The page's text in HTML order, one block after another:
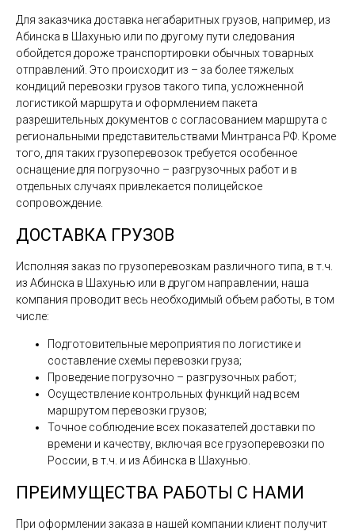
Для заказчика доставка негабаритных грузов, например, из
Абинска в Шахунью или по другому пути следования
обойдется дороже транспортировки обычных товарных
отправлений. Это происходит из – за более тяжелых
кондиций перевозки грузов такого типа, усложненной
логистикой маршрута и оформлением пакета
разрешительных документов с согласованием маршрута с
региональными представительствами Минтранса РФ. Кроме
того, для таких грузоперевозок требуется особенное
оснащение для погрузочно – разгрузочных работ и в
отдельных случаях привлекается полицейское
сопровождение.
ДОСТАВКА ГРУЗОВ
Исполняя заказ по грузоперевозкам различного типа, в т.ч.
из Абинска в Шахунью или в другом направлении, наша
компания проводит весь необходимый объем работы, в том
числе:
Подготовительные мероприятия по логистике и
составление схемы перевозки груза;
Проведение погрузочно – разгрузочных работ;
Осуществление контрольных функций над всем
маршрутом перевозки грузов;
Точное соблюдение всех показателей доставки по
времени и качеству, включая все грузоперевозки по
России, в т.ч. и из Абинска в Шахунью.
ПРЕИМУЩЕСТВА РАБОТЫ С НАМИ
При оформлении заказа в нашей компании клиент получит